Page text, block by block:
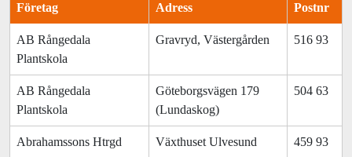
Företag Adress Postnr
AB Rångedala
Plantskola
Gravryd, Västergården 516 93
AB Rångedala
Plantskola
Göteborgsvägen 179
(Lundaskog)
504 63
Abrahamssons Htrgd Växthuset Ulvesund 459 93